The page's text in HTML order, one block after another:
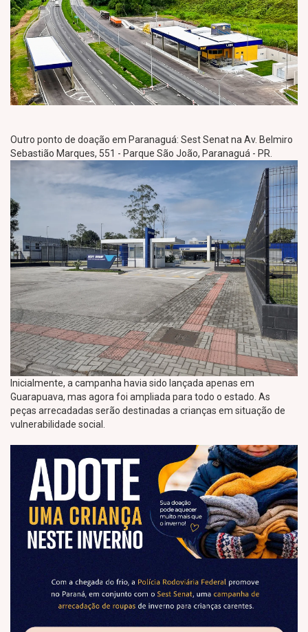
Outro ponto de doação em Paranaguá: Sest Senat na Av. Belmiro
Sebastião Marques, 551 - Parque São João, Paranaguá - PR.
Inicialmente, a campanha havia sido lançada apenas em
Guarapuava, mas agora foi ampliada para todo o estado. As
peças arrecadadas serão destinadas a crianças em situação de
vulnerabilidade social.